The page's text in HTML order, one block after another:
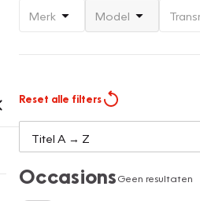
Merk Model
Reset alle filters
OccasionsGeen resultaten